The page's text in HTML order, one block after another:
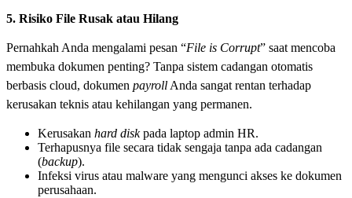
5. Risiko File Rusak atau Hilang
Pernahkah Anda mengalami pesan “File is Corrupt” saat mencoba
membuka dokumen penting? Tanpa sistem cadangan otomatis
berbasis cloud, dokumen payroll Anda sangat rentan terhadap
kerusakan teknis atau kehilangan yang permanen.
Kerusakan hard diskpada laptop admin HR.
Terhapusnya file secara tidak sengaja tanpa ada cadangan
(backup).
Infeksi virus atau malware yang mengunci akses ke dokumen
perusahaan.